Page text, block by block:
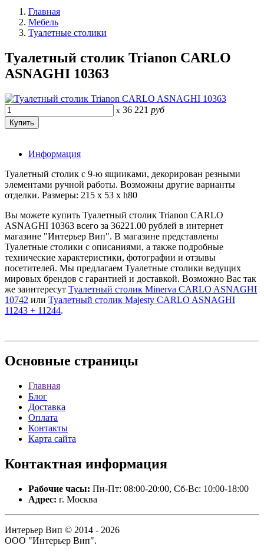
Главная
Мебель
Туалетные столики
Туалетный столик Trianon CARLO
ASNAGHI 10363
x 36 221 руб
Информация
Туалетный столик с 9-ю ящииками, декорирован резными
элементами ручной работы. Возможны другие варианты
отделки. Размеры: 215 x 53 x h80
Вы можете купить Туалетный столик Trianon CARLO
ASNAGHI 10363 всего за 36221.00 рублей в интернет
магазине "Интерьер Вип". В магазине представлены
Туалетные столики с описаниями, а также подробные
технические характеристики, фотографии и отзывы
посетителей. Мы предлагаем Туалетные столики ведущих
мировых брендов с гарантией и доставкой. Возможно Вас так
же заинтересут Туалетный столик Minerva CARLO ASNAGHI
10742 или Туалетный столик Majesty CARLO ASNAGHI
11243 + 11244.
Основные страницы
Главная
Блог
Доставка
Оплата
Контакты
Карта сайта
Контактная информация
Рабочие часы: Пн-Пт: 08:00-20:00, Сб-Вс: 10:00-18:00
Адрес: г. Москва
Интерьер Вип © 2014 - 2026
ООО "Интерьер Вип".